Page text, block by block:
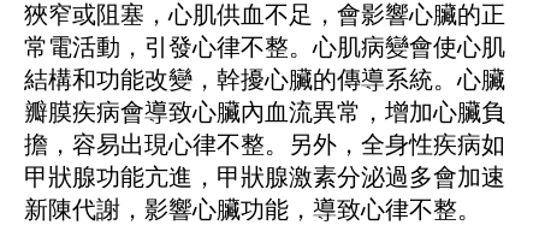
狹窄或阻塞，心肌供血不足，會影響心臟的正
常電活動，引發心律不整。心肌病變會使心肌
結構和功能改變，幹擾心臟的傳導系統。心臟
瓣膜疾病會導致心臟內血流異常，增加心臟負
擔，容易出現心律不整。另外，全身性疾病如
甲狀腺功能亢進，甲狀腺激素分泌過多會加速
新陳代謝，影響心臟功能，導致心律不整。